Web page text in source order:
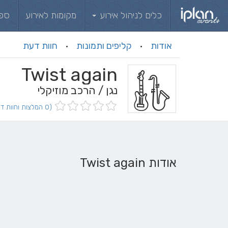
כלים לניהול אירוע מקומות לאירוע
אודות · קליפים ותמונות · חוות דעת
Twist again
נגן / הרכב מוזיקלי
(0 המלצות וחוות דעת)
אודות Twist again